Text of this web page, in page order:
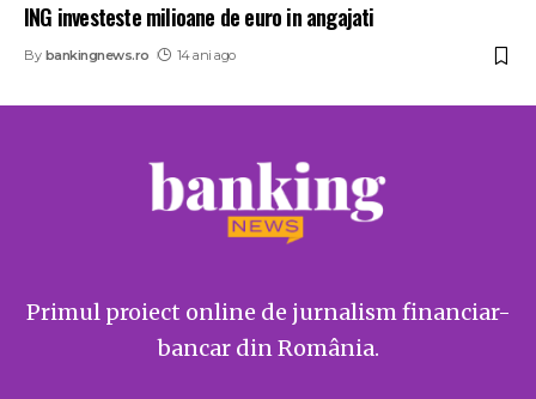
ING investeste milioane de euro in angajati
By bankingnews.ro 14 ani ago
Primul proiect online de jurnalism financiar-
bancar din România.